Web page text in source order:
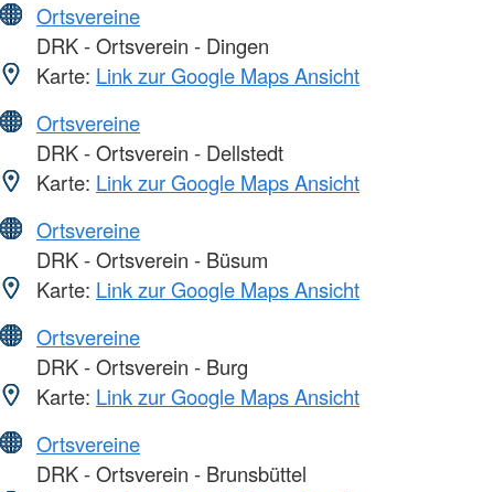
Ortsvereine
DRK - Ortsverein - Dingen
Karte: Link zur Google Maps Ansicht
Ortsvereine
DRK - Ortsverein - Dellstedt
Karte: Link zur Google Maps Ansicht
Ortsvereine
DRK - Ortsverein - Büsum
Karte: Link zur Google Maps Ansicht
Ortsvereine
DRK - Ortsverein - Burg
Karte: Link zur Google Maps Ansicht
Ortsvereine
DRK - Ortsverein - Brunsbüttel